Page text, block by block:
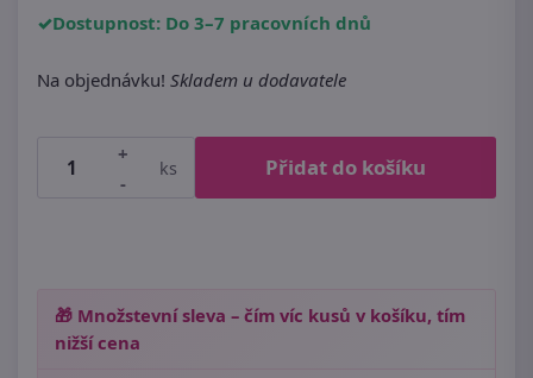
Dostupnost: Do 3–7 pracovních dnů
Na objednávku! Skladem u dodavatele
+
-
ks Přidat do košíku
🎁 Množstevní sleva – čím víc kusů v košíku, tím
nižší cena